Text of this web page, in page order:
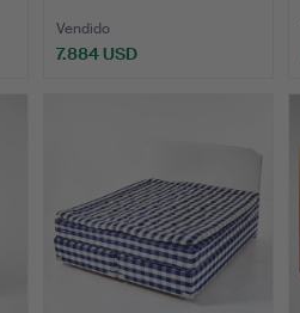
Vendido
7.884 USD